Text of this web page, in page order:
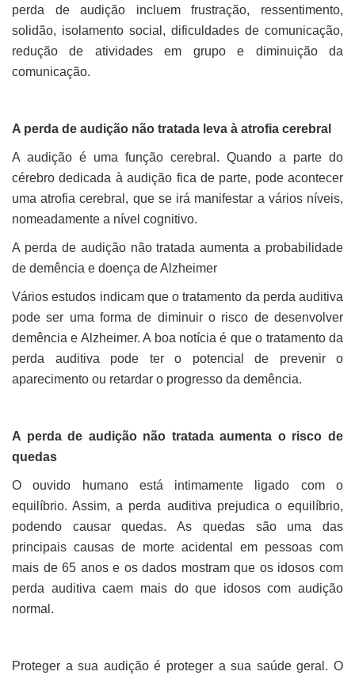
perda de audição incluem frustração, ressentimento,
solidão, isolamento social, dificuldades de comunicação,
redução de atividades em grupo e diminuição da
comunicação.
A perda de audição não tratada leva à atrofia cerebral
A audição é uma função cerebral. Quando a parte do
cérebro dedicada à audição fica de parte, pode acontecer
uma atrofia cerebral, que se irá manifestar a vários níveis,
nomeadamente a nível cognitivo.
A perda de audição não tratada aumenta a probabilidade
de demência e doença de Alzheimer
Vários estudos indicam que o tratamento da perda auditiva
pode ser uma forma de diminuir o risco de desenvolver
demência e Alzheimer. A boa notícia é que o tratamento da
perda auditiva pode ter o potencial de prevenir o
aparecimento ou retardar o progresso da demência.
A perda de audição não tratada aumenta o risco de
quedas
O ouvido humano está intimamente ligado com o
equilíbrio. Assim, a perda auditiva prejudica o equilíbrio,
podendo causar quedas. As quedas são uma das
principais causas de morte acidental em pessoas com
mais de 65 anos e os dados mostram que os idosos com
perda auditiva caem mais do que idosos com audição
normal.
Proteger a sua audição é proteger a sua saúde geral. O